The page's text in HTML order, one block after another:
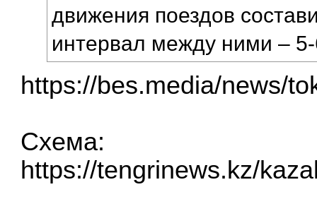
движения поездов
интервал между ними –
https://bes.media/news/
Схема:
https://tengrinews.kz/